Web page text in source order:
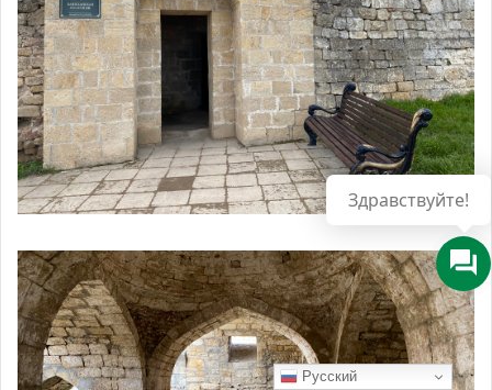
Русский